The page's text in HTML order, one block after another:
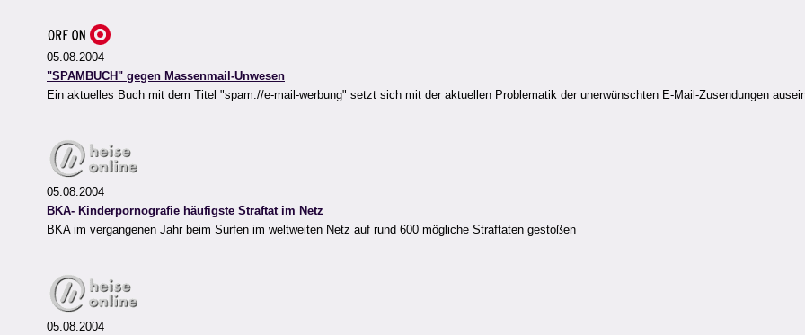
05.08.2004
"SPAMBUCH" gegen Massenmail-Unwesen
Ein aktuelles Buch mit dem Titel "spam://e-mail-werbung" setzt sich mit der aktuellen Problematik der unerwünschten E-Mail-Zusendungen
05.08.2004
BKA- Kinderpornografie häufigste Straftat im Netz
BKA im vergangenen Jahr beim Surfen im weltweiten Netz auf rund 600 mögliche Straftaten gestoßen
05.08.2004